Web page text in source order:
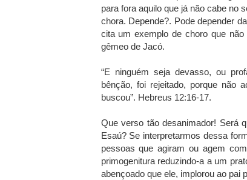
para fora aquilo que já não cabe no
chora. Depende?. Pode depender
cita um exemplo de choro que
gêmeo de Jacó.
“E ninguém seja devasso, ou
bênção, foi rejeitado, porque não
buscou”. Hebreus 12:16-17.
Que verso tão desanimador! Será
Esaú? Se interpretarmos dessa
pessoas que agiram ou agem
primogenitura reduzindo-a a um
abençoado que ele, implorou ao pai